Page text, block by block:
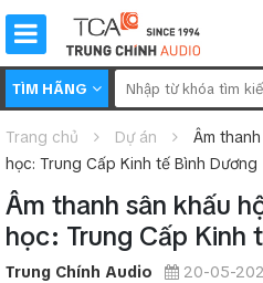
TÌM HÃNG
Trang chủ Dự án
Âm
học: Trung Cấp Kinh tế Bình Dương
Âm thanh sân khấu
học: Trung Cấp Kinh
Trung Chính Audio 20-05-